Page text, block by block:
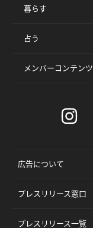
暮らす
占う
メンバーコンテンツ
広告について
プレスリリース窓口
プレスリリース一覧